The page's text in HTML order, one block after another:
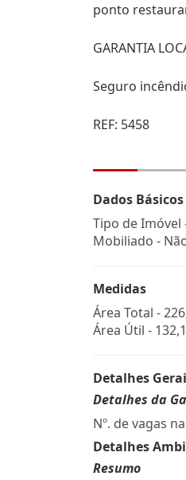
ponto
GARANTIA
Seguro
REF: 5458
Dados Básicos
Tipo de Imóvel
Mobiliado -
Medidas
Área Total -
Área Útil -
Detalhes
Detalhes da
Nº. de vagas
Detalhes
Resumo